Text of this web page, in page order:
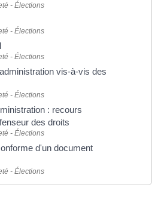
- Élections
- Élections
- Élections
vis-à-vis des
- Élections
: recours
des droits
- Élections
d'un document
- Élections